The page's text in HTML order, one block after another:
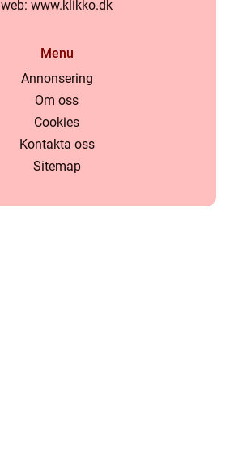
web: www.klikko.dk
Menu
Annonsering
Om oss
Cookies
Kontakta oss
Sitemap